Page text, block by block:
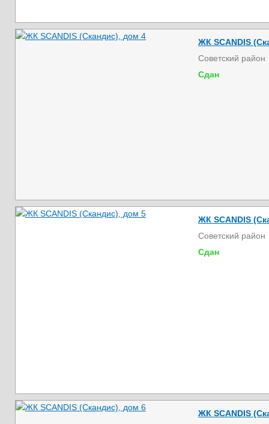
ЖК SCANDIS
Советский район
Сдан
ЖК SCANDIS
Советский район
Сдан
ЖК SCANDIS